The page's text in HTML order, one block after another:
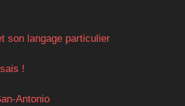
son langage particulier
!
Antonio